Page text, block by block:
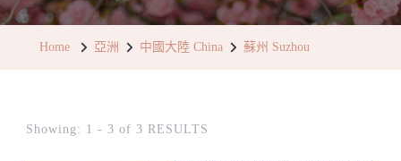
Home 亞洲 中國大陸 China 蘇州 Suzhou
Showing: 1 - 3 of 3 RESULTS